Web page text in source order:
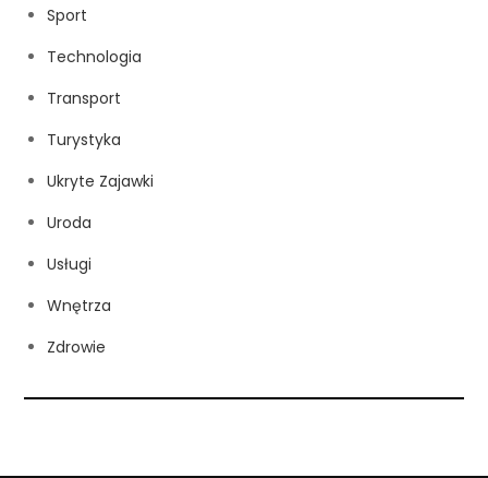
Sport
Technologia
Transport
Turystyka
Ukryte Zajawki
Uroda
Usługi
Wnętrza
Zdrowie